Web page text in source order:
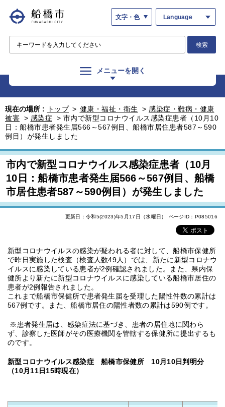
文字・色 Language
検索
メニューを開く
現在の場所 : トップ > 健康・福祉・衛生 > 感染症・難病・健康
被害 > 感染症 > 市内で新型コロナウイルス感染症患者（10月10
日：船橋市患者発生届566～567例目、船橋市居住患者587～590
例目）が発生しました
市内で新型コロナウイルス感染症患者（10月
10日：船橋市患者発生届566～567例目、船橋
市居住患者587～590例目）が発生しました
更新日：令和5(2023)年5月17日（水曜日） ページID：P085016
新型コロナウイルスの感染が疑われる者に対して、船橋市保健所
で昨日実施した検査（検査人数49人）では、新たに新型コロナウ
イルスに感染している患者が2例確認されました。また、県内保
健所より新たに新型コロナウイルスに感染している船橋市居住の
患者が2例報告されました。
これまで船橋市保健所で患者発生届を受理した陽性件数の累計は
567例です。また、船橋市居住の陽性者数の累計は590例です。
※患者発生届は、感染症法に基づき、患者の居住地に関わら
ず、診察した医師がその医療機関を管轄する保健所に提出するも
のです。
新型コロナウイルス感染症 船橋市保健所 10月10日判明分
（10月11日15時現在）